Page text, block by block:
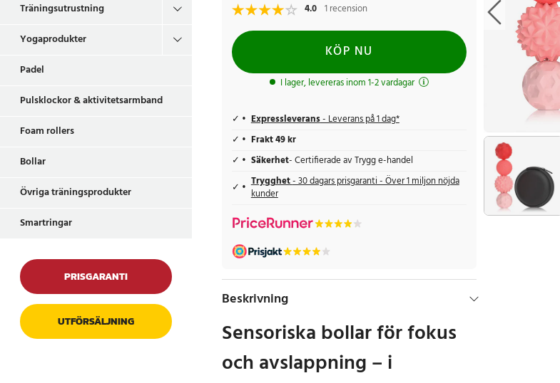
Träningsutrustning
Yogaprodukter
Padel
Pulsklockor & aktivitetsarmband
Foam rollers
Bollar
Övriga träningsprodukter
Smartringar
PRISGARANTI
UTFÖRSÄLJNING
4.0 1 recension
KÖP NU
I lager, levereras inom 1-2 vardagar
Expressleverans- Leverans på 1 dag*
Frakt 49 kr
Säkerhet- Certifierade av Trygg e-handel
Trygghet- 30 dagars prisgaranti - Över 1 miljon nöjda
kunder
Beskrivning
Sensoriska bollar för fokus
och avslappning – i